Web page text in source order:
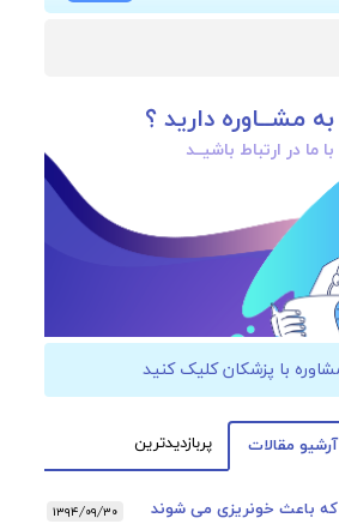
به مشــاوره دارید ؟
با ما در ارتباط باشیــد
با پزشکان کلیک کنید
آرشیو مقالات پربازدیدترین
که باعث خونریزی می شوند ۱۳۹۴/۰۹/۳۰